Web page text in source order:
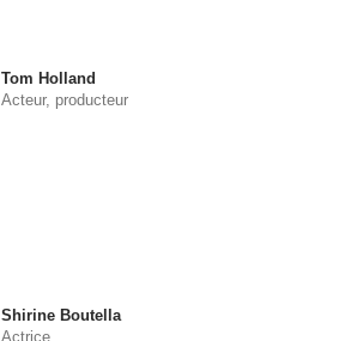
Tom Holland
Acteur, producteur
Shirine Boutella
Actrice